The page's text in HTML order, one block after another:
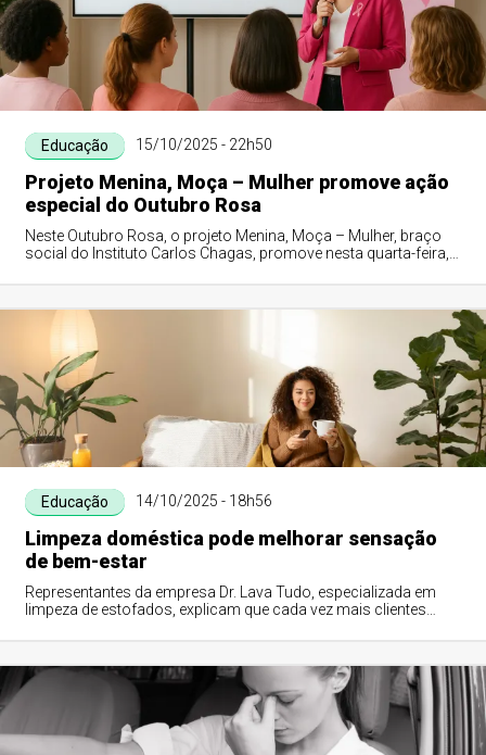
Educação 15/10/2025 - 22h50
Projeto Menina, Moça – Mulher promove ação
especial do Outubro Rosa
Neste Outubro Rosa, o projeto Menina, Moça – Mulher, braço
social do Instituto Carlos Chagas, promove nesta quarta-feira,
Educação 14/10/2025 - 18h56
Limpeza doméstica pode melhorar sensação
de bem-estar
Representantes da empresa Dr. Lava Tudo, especializada em
limpeza de estofados, explicam que cada vez mais clientes